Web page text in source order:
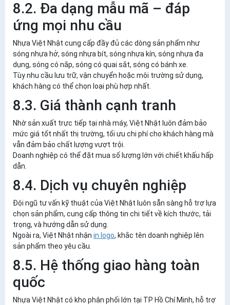
8.2. Đa dạng mẫu mã – đáp
ứng mọi nhu cầu
Nhựa Việt Nhật cung cấp đầy đủ các dòng sản phẩm như
sóng nhựa hở, sóng nhựa bít, sóng nhựa kín, sóng nhựa đa
dụng, sóng có nắp, sóng có quai sắt, sóng có bánh xe.
Tùy nhu cầu lưu trữ, vận chuyển hoặc môi trường sử dụng,
khách hàng có thể chọn loại phù hợp nhất.
8.3. Giá thành cạnh tranh
Nhờ sản xuất trực tiếp tại nhà máy, Việt Nhật luôn đảm bảo
mức giá tốt nhất thị trường, tối ưu chi phí cho khách hàng mà
vẫn đảm bảo chất lượng vượt trội.
Doanh nghiệp có thể đặt mua số lượng lớn với chiết khấu hấp
dẫn.
8.4. Dịch vụ chuyên nghiệp
Đội ngũ tư vấn kỹ thuật của Việt Nhật luôn sẵn sàng hỗ trợ lựa
chọn sản phẩm, cung cấp thông tin chi tiết về kích thước, tải
trọng, và hướng dẫn sử dụng.
Ngoài ra, Việt Nhật nhận in logo, khắc tên doanh nghiệp lên
sản phẩm theo yêu cầu.
8.5. Hệ thống giao hàng toàn
quốc
Nhựa Việt Nhật có kho phân phối lớn tại TP Hồ Chí Minh, hỗ trợ